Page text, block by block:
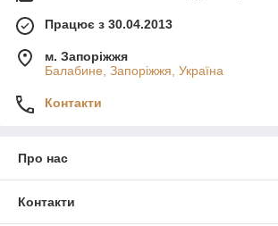
Працює з 30.04.2013
м. Запоріжжя
Балабине, Запоріжжя, Україна
Контакти
Про нас
Контакти